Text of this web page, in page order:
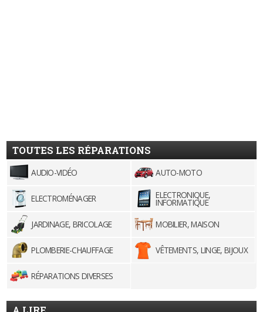
TOUTES LES RÉPARATIONS
AUDIO-VIDÉO AUTO-MOTO
ELECTROMÉNAGER ELECTRONIQUE,
INFORMATIQUE
JARDINAGE, BRICOLAGE
MOBILIER, MAISON
PLOMBERIE-CHAUFFAGE VÊTEMENTS, LINGE, BIJOUX
RÉPARATIONS DIVERSES